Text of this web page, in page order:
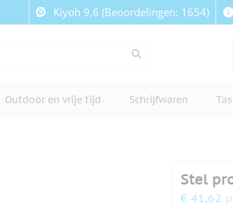
Kiyoh 9,6 (Beoordelingen: 1654)
Outdoor en vrije tijd Schrijfwaren
Stel
€ 41,62